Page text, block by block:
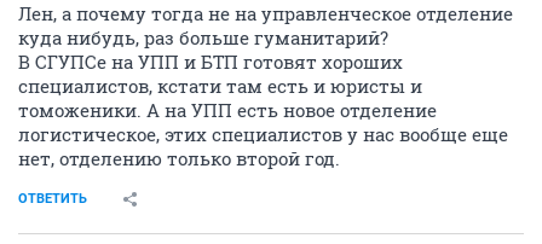
Лен, а почему тогда не на управленческое отделение
куда нибудь, раз больше гуманитарий?
В СГУПСе на УПП и БТП готовят хороших
специалистов, кстати там есть и юристы и
томоженики. А на УПП есть новое отделение
логистическое, этих специалистов у нас вообще еще
нет, отделению только второй год.
ОТВЕТИТЬ